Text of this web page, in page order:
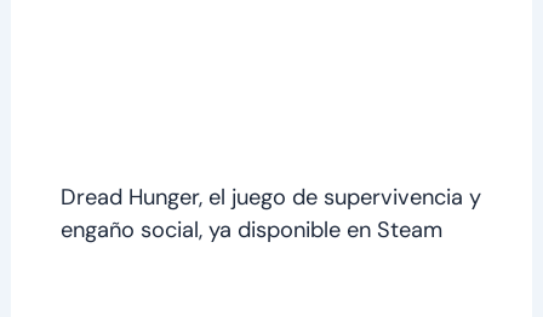
Dread Hunger, el juego de supervivencia y
engaño social, ya disponible en Steam